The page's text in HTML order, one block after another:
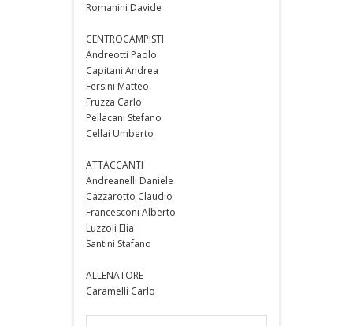
Romanini Davide
CENTROCAMPISTI
Andreotti Paolo
Capitani Andrea
Fersini Matteo
Fruzza Carlo
Pellacani Stefano
Cellai Umberto
ATTACCANTI
Andreanelli Daniele
Cazzarotto Claudio
Francesconi Alberto
Luzzoli Elia
Santini Stafano
ALLENATORE
Caramelli Carlo